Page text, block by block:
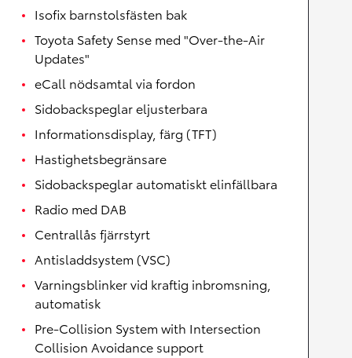
Isofix barnstolsfästen bak
Toyota Safety Sense med "Over-the-Air
Updates"
eCall nödsamtal via fordon
Sidobackspeglar eljusterbara
Informationsdisplay, färg (TFT)
Hastighetsbegränsare
Sidobackspeglar automatiskt elinfällbara
Radio med DAB
Centrallås fjärrstyrt
Antisladdsystem (VSC)
Varningsblinker vid kraftig inbromsning,
automatisk
Pre-Collision System with Intersection
Collision Avoidance support